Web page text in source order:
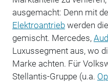
ausgemacht: Denn mit
Elektroantriebwerden
gemischt. Mercedes,
Luxussegment aus, wo
Marke achten. Für
Stellantis-Gruppe (u.a.